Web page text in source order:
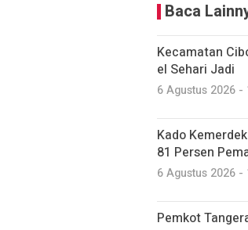
Baca
Kecamatan
el Sehari Jadi
6 Agustus 2026 -
Kado
81 Persen
6 Agustus 2026 -
Pemkot